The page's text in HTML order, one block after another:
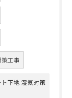
工事
下地 湿気対策